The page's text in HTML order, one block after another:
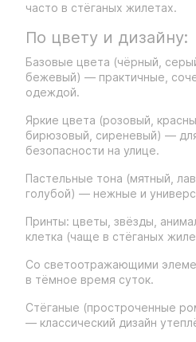
часто в стёганых жилетах.
По цвету и дизайну:
Базовые цвета (чёрный,
бежевый) — практичные,
одеждой.
Яркие цвета (розовый,
бирюзовый, сиреневый) —
безопасности на улице.
Пастельные тона (мятный,
голубой) — нежные и
Принты: цветы, звёзды,
клетка (чаще в стёганых
Со светоотражающими
в тёмное время суток.
Стёганые (простроченные
— классический дизайн